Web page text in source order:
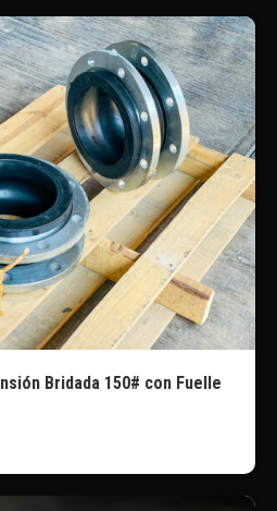
Bridada 150# con Fuelle